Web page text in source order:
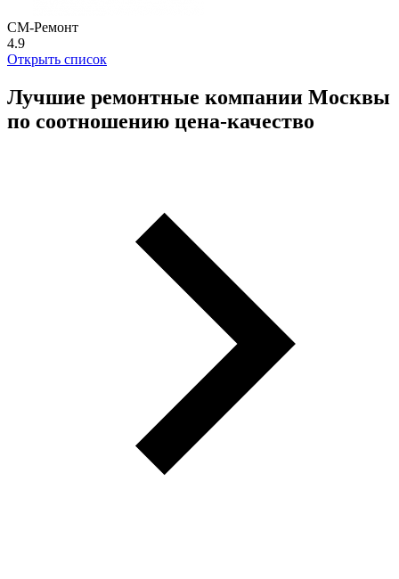
СМ-Ремонт
4.9
Открыть список
Лучшие ремонтные компании Москвы
по соотношению цена-качество